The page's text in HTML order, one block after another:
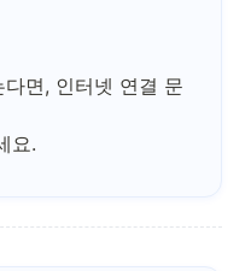
면, 인터넷 연결 문
요.